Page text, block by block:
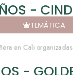
-
TEMÁTICA
-